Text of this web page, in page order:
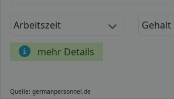
Arbeitszeit Gehalt
mehr Details
Quelle: germanpersonnel.de